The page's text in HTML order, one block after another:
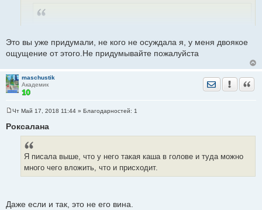
Извините, но вас куда то понесло, вы так остро не
реагируйте.Давайте каждый останется при своем мнении,
я просто высказалась.
Нет Вы не просто высказались, ВЫ ОСУДИЛИ и собрали
сплетни, озвучили их...
И пошли дальше вся в белом.
Это вы уже придумали, не кого не осуждала я, у меня двоякое
ощущение от этого.Не придумывайте пожалуйста
maschustik
Академик
Отправить
о
Чт Май 17, 2018 11:44 » Благодарностей: 1
Роксалана
Я писала выше, что у него такая каша в голове и туда можно
много чего вложить, что и присходит.
Даже если и так, это не его вина.